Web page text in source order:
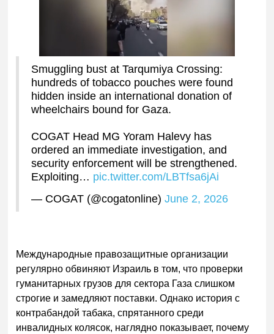
Smuggling bust at Tarqumiya Crossing:
hundreds of tobacco pouches were found
hidden inside an international donation of
wheelchairs bound for Gaza.
COGAT Head MG Yoram Halevy has
ordered an immediate investigation, and
security enforcement will be strengthened.
Exploiting… pic.twitter.com/LBTfsa6jAi
— COGAT (@cogatonline)June 2, 2026
Международные правозащитные организации
регулярно обвиняют Израиль в том, что проверки
гуманитарных грузов для сектора Газа слишком
строгие и замедляют поставки. Однако история с
контрабандой табака, спрятанного среди
инвалидных колясок, наглядно показывает, почему